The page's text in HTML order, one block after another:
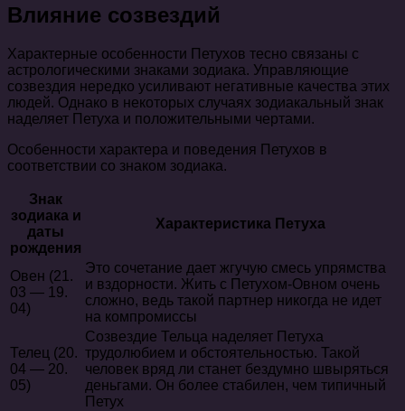
Влияние созвездий
Характерные особенности Петухов тесно связаны с
астрологическими знаками зодиака. Управляющие
созвездия нередко усиливают негативные качества этих
людей. Однако в некоторых случаях зодиакальный знак
наделяет Петуха и положительными чертами.
Особенности характера и поведения Петухов в
соответствии со знаком зодиака.
Знак
зодиака и
даты
рождения
Характеристика Петуха
Овен (21.
03 — 19.
04)
Это сочетание дает жгучую смесь упрямства
и вздорности. Жить с Петухом-Овном очень
сложно, ведь такой партнер никогда не идет
на компромиссы
Телец (20.
04 — 20.
05)
Созвездие Тельца наделяет Петуха
трудолюбием и обстоятельностью. Такой
человек вряд ли станет бездумно швыряться
деньгами. Он более стабилен, чем типичный
Петух